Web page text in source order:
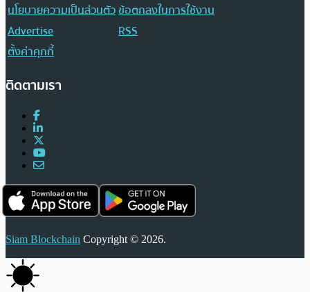
นโยบายความเป็นส่วนตัวข้อตกลงในการใช้งาน
Advertise
RSS
ตั้งค่าคุกกี้
ติดตามเรา
Siam Blockchain Copyright © 2026.